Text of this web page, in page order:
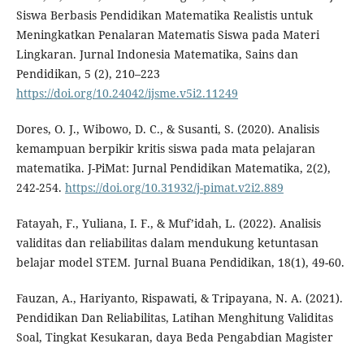
Siswa Berbasis Pendidikan Matematika Realistis untuk
Meningkatkan Penalaran Matematis Siswa pada Materi
Lingkaran. Jurnal Indonesia Matematika, Sains dan
Pendidikan, 5 (2), 210–223
https://doi.org/10.24042/ijsme.v5i2.11249
Dores, O. J., Wibowo, D. C., & Susanti, S. (2020). Analisis
kemampuan berpikir kritis siswa pada mata pelajaran
matematika. J-PiMat: Jurnal Pendidikan Matematika, 2(2),
242-254. https://doi.org/10.31932/j-pimat.v2i2.889
Fatayah, F., Yuliana, I. F., & Muf’idah, L. (2022). Analisis
validitas dan reliabilitas dalam mendukung ketuntasan
belajar model STEM. Jurnal Buana Pendidikan, 18(1), 49-60.
Fauzan, A., Hariyanto, Rispawati, & Tripayana, N. A. (2021).
Pendidikan Dan Reliabilitas, Latihan Menghitung Validitas
Soal, Tingkat Kesukaran, daya Beda Pengabdian Magister